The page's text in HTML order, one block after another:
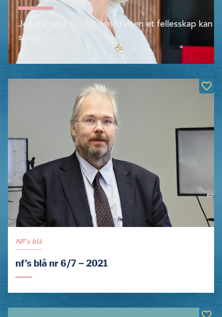
Jeg har stor tro på den kraften et fel­lesskap kan
skape -...
NF's blå
nf’s blå nr 6/7 – 2021